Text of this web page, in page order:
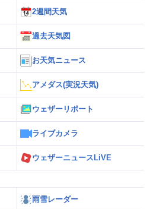
2週間天気
過去天気図
お天気ニュース
アメダス(実況天気)
ウェザーリポート
ライブカメラ
ウェザーニュースLiVE
雨雪レーダー